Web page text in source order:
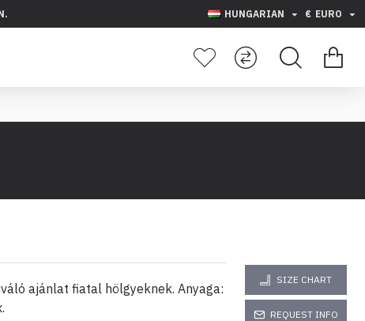
HUNGARIAN € EURO
ajánlat fiatal hölgyeknek. Anyaga:
SIZE CHART
REQUEST INFO